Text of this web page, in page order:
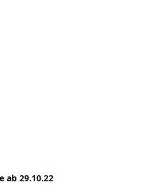
ab 29.10.22